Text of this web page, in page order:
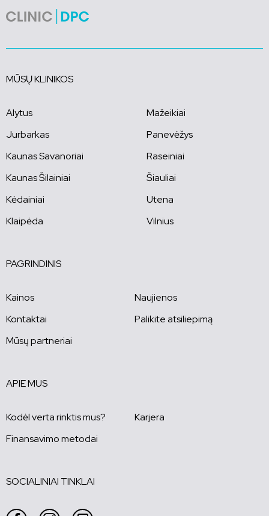
MŪSŲ KLINIKOS
Alytus
Jurbarkas
Kaunas Savanoriai
Kaunas Šilainiai
Kėdainiai
Klaipėda
Mažeikiai
Panevėžys
Raseiniai
Šiauliai
Utena
Vilnius
PAGRINDINIS
Kainos
Naujienos
Kontaktai
Palikite atsiliepimą
Mūsų partneriai
APIE MUS
Kodėl verta rinktis mus?
Karjera
Finansavimo metodai
SOCIALINIAI TINKLAI